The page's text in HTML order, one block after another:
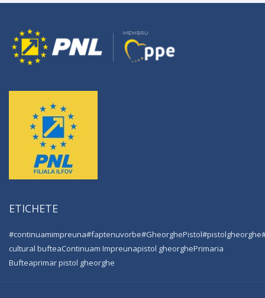
ETICHETE
#continuamimpreuna#faptenuvorbe#GheorghePistol#pistolgheorghe
cultural bufteaContinuam Impreunapistol gheorghePrimaria
Bufteaprimar pistol gheorghe